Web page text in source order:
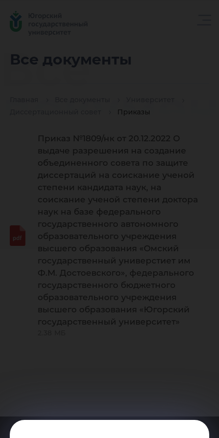
Все документы
Приказы
Все
Приказ №1809/нк от 20.12.2022 О
выдаче разрешения на создание
объединенного совета по защите
диссертаций на соискание ученой
степени кандидата наук, на
соискание ученой степени доктора
наук на базе федерального
государственного автономного
образовательного учреждения
высшего образования «Омский
государственный универстиет им
Ф.М. Достоевского», федерального
государственного бюджетного
образовательного учреждения
высшего образования «Югорский
государственный университет»